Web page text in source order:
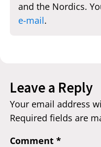
and the Nordics.
e-mail.
Leave a Reply
Your email address
Required fields are
Comment *